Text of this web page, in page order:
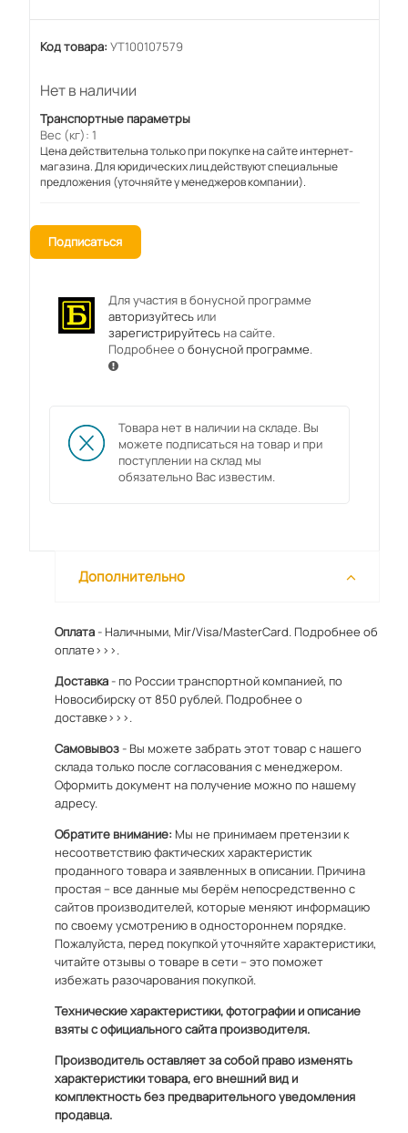
Код товара: УТ100107579
Нет в наличии
Транспортные параметры
Вес (кг): 1
Цена действительна только при покупке на сайте интернет-
магазина. Для юридических лиц действуют специальные
предложения (уточняйте у менеджеров компании).
Подписаться
Для участия в бонусной программе
авторизуйтесьили
зарегистрируйтесьна сайте.
Подробнее обонусной программе.
Товара нет в наличии на складе. Вы
можете подписаться на товар и при
поступлении на склад мы
обязательно Вас известим.
Дополнительно
Оплата- Наличными, Mir/Visa/MasterCard. Подробнее об
оплате>>>.
Доставка- по России транспортной компанией, по
Новосибирску от 850 рублей. Подробнее о
доставке>>>.
Самовывоз- Вы можете забрать этот товар с нашего
склада только после согласования с менеджером.
Оформить документ на получение можно по нашему
адресу.
Обратите внимание: Мы не принимаем претензии к
несоответствию фактических характеристик
проданного товара и заявленных в описании. Причина
простая – все данные мы берём непосредственно с
сайтов производителей, которые меняют информацию
по своему усмотрению в одностороннем порядке.
Пожалуйста, перед покупкой уточняйте характеристики,
читайте отзывы о товаре в сети – это поможет
избежать разочарования покупкой.
Технические характеристики, фотографии и описание
взяты с официального сайта производителя.
Производитель оставляет за собой право изменять
характеристики товара, его внешний вид и
комплектность без предварительного уведомления
продавца.